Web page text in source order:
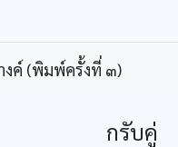
งค์ (พิมพ์ครั้งที่ ๓)
กรับคู่